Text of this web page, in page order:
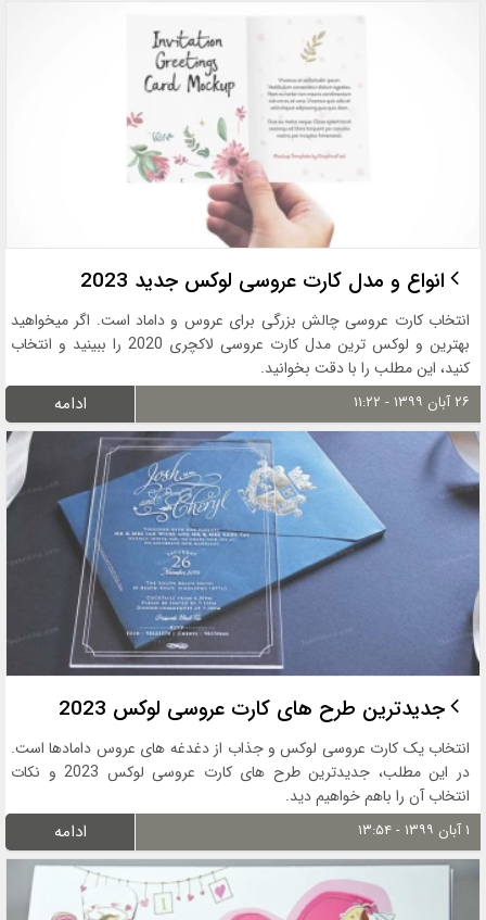
انواع و مدل کارت عروسی لوکس جدید 2023
انتخاب کارت عروسی چالش بزرگی برای عروس و داماد است. اگر میخواهید
بهترین و لوکس ترین مدل کارت عروسی لاکچری 2020 را ببینید و انتخاب
کنید، این مطلب را با دقت بخوانید.
۲۶ آبان ۱۳۹۹ - ۱۱:۲۲ ادامه
جدیدترین طرح های کارت عروسی لوکس 2023
انتخاب یک کارت عروسی لوکس و جذاب از دغدغه های عروس دامادها است.
در این مطلب، جدیدترین طرح های کارت عروسی لوکس 2023 و نکات
انتخاب آن را باهم خواهیم دید.
۱ آبان ۱۳۹۹ - ۱۳:۵۴ ادامه